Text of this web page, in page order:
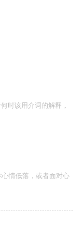
时该用介词的解释，
情低落，或者面对心